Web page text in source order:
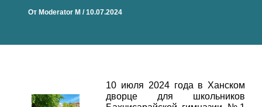
От Moderator M /10.07.2024
10 июля 2024 года в Ханском
дворце для школьников